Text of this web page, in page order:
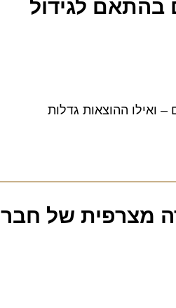
לגידול
ההוצאות גדלות
מצרפית של חברות